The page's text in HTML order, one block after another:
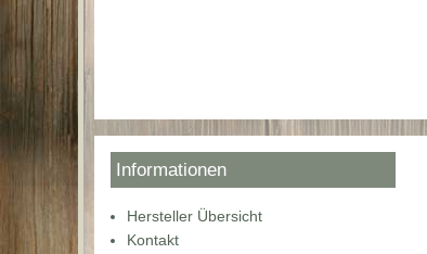
Informationen
Hersteller Übersicht
Kontakt